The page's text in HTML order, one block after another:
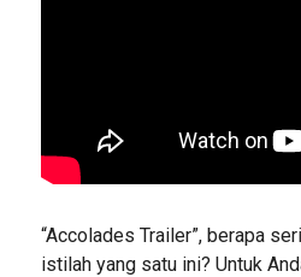
“Accolades Trailer”, berapa
istilah yang satu ini? Untuk